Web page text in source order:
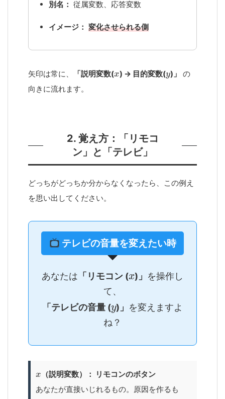
別名： 従属変数、応答変数
イメージ： 変化させられる側
矢印は常に、 「説明変数( ) → 目的変数( )」
の
向きに流れます。
2. 覚え方：「リモコ
ン」と「テレビ」
どっちがどっちか分からなくなったら、この例え
を思い出してください。
テレビの音量を変えたい時
あなたは 「リモコン ( )」 を操作し
て、
「テレビの音量 ( )」 を変えますよ
ね？
（説明変数）： リモコンのボタン
あなたが直接いじれるもの。原因を作るも